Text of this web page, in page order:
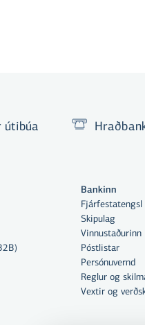
útibúa
Bankinn
Fjárfestatengsl
Skipulag
Vinnustaðurinn
Póstlistar
Persónuvernd
Reglur og
Vextir og